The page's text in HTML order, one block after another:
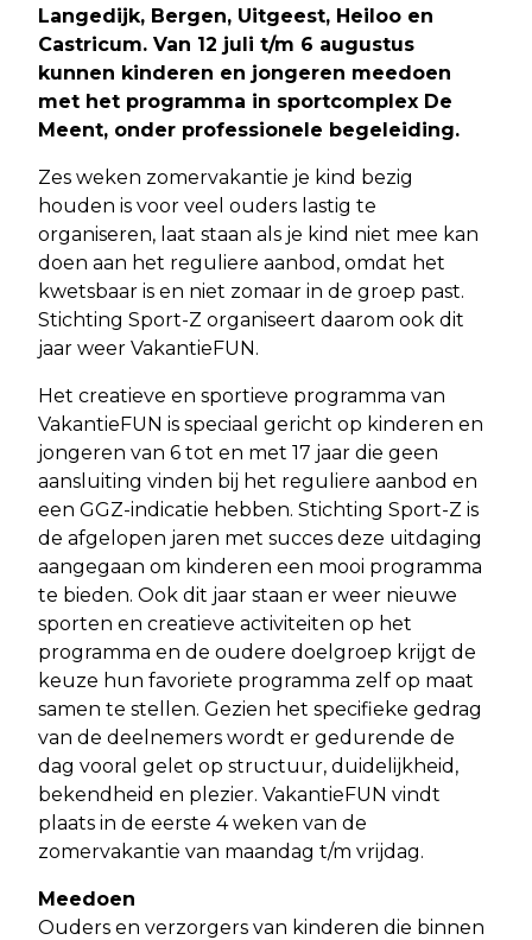
Langedijk, Bergen, Uitgeest, Heiloo en
Castricum. Van 12 juli t/m 6 augustus
kunnen kinderen en jongeren meedoen
met het programma in sportcomplex De
Meent, onder professionele begeleiding.
Zes weken zomervakantie je kind bezig
houden is voor veel ouders lastig te
organiseren, laat staan als je kind niet mee kan
doen aan het reguliere aanbod, omdat het
kwetsbaar is en niet zomaar in de groep past.
Stichting Sport-Z organiseert daarom ook dit
jaar weer VakantieFUN.
Het creatieve en sportieve programma van
VakantieFUN is speciaal gericht op kinderen en
jongeren van 6 tot en met 17 jaar die geen
aansluiting vinden bij het reguliere aanbod en
een GGZ-indicatie hebben. Stichting Sport-Z is
de afgelopen jaren met succes deze uitdaging
aangegaan om kinderen een mooi programma
te bieden. Ook dit jaar staan er weer nieuwe
sporten en creatieve activiteiten op het
programma en de oudere doelgroep krijgt de
keuze hun favoriete programma zelf op maat
samen te stellen. Gezien het specifieke gedrag
van de deelnemers wordt er gedurende de
dag vooral gelet op structuur, duidelijkheid,
bekendheid en plezier. VakantieFUN vindt
plaats in de eerste 4 weken van de
zomervakantie van maandag t/m vrijdag.
Meedoen
Ouders en verzorgers van kinderen die binnen